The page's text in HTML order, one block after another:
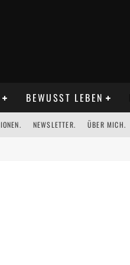
BEWUSST LEBEN
NEWSLETTER. ÜBER MICH.